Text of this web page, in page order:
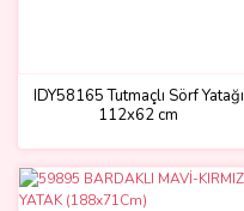
IDY58165 Tutmaçlı Sörf Yatağı
112x62 cm